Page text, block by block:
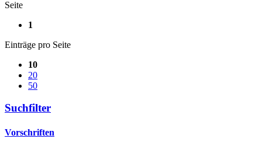
Seite
1
Einträge pro Seite
10
20
50
Suchfilter
Vorschriften